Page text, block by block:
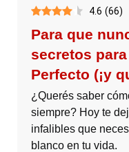
4.6 (66)
Para que
secretos
Perfecto (¡y
¿Querés saber
siempre? Hoy te
infalibles que
blanco en tu vida.